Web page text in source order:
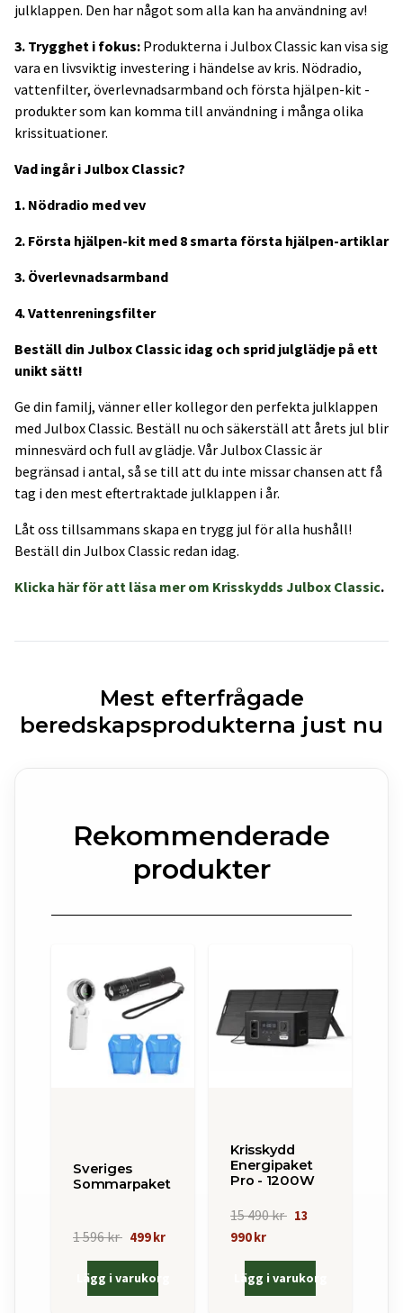
julklappen. Den har något som alla kan ha användning av!
3. Trygghet i fokus: Produkterna i Julbox Classic kan visa sig
vara en livsviktig investering i händelse av kris. Nödradio,
vattenfilter, överlevnadsarmband och första hjälpen-kit -
produkter som kan komma till användning i många olika
krissituationer.
Vad ingår i Julbox Classic?
1. Nödradio med vev
2. Första hjälpen-kit med 8 smarta första hjälpen-artiklar
3. Överlevnadsarmband
4. Vattenreningsfilter
Beställ din Julbox Classic idag och sprid julglädje på ett
unikt sätt!
Ge din familj, vänner eller kollegor den perfekta julklappen
med Julbox Classic. Beställ nu och säkerställ att årets jul blir
minnesvärd och full av glädje. Vår Julbox Classic är
begränsad i antal, så se till att du inte missar chansen att få
tag i den mest eftertraktade julklappen i år.
Låt oss tillsammans skapa en trygg jul för alla hushåll!
Beställ din Julbox Classic redan idag.
Klicka här för att läsa mer om Krisskydds Julbox Classic.
Mest efterfrågade
beredskapsprodukterna just nu
Rekommenderade
produkter
Sveriges
Sommarpaket
1 596 kr 499 kr
Lägg i varukorg
Krisskydd
Energipaket
Pro - 1200W
15 490 kr 13
990 kr
Lägg i varukorg